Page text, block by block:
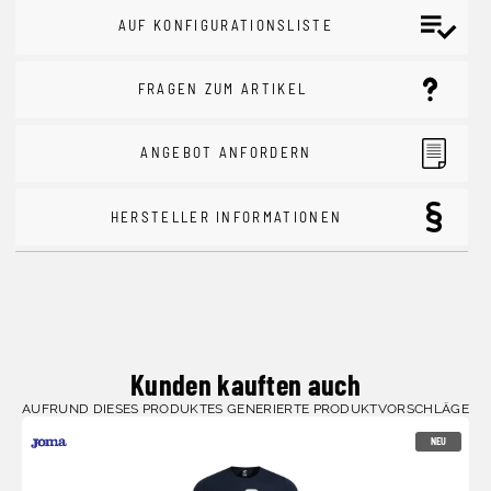
AUF KONFIGURATIONSLISTE
FRAGEN ZUM ARTIKEL
ANGEBOT ANFORDERN
HERSTELLER INFORMATIONEN
Kunden kauften auch
AUFRUND DIESES PRODUKTES GENERIERTE PRODUKTVORSCHLÄGE
NEU